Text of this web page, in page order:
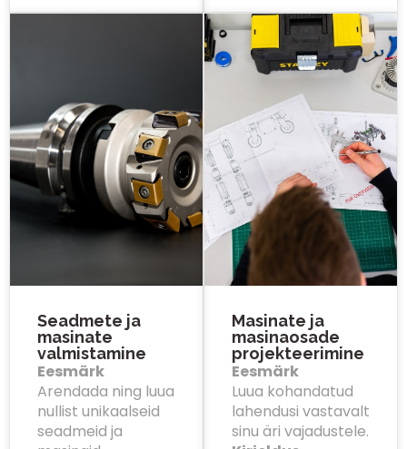
Seadmete ja
masinate
valmistamine
Eesmärk
Arendada ning luua
nullist unikaalseid
seadmeid ja
Masinate ja
masinaosade
projekteerimine
Eesmärk
Luua kohandatud
lahendusi vastavalt
sinu äri vajadustele.